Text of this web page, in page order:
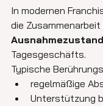
In modernen
die Zusammenarbeit
Ausnahmezustand
Tagesgeschäfts.
Typische
regelmäßige
Unterstützung